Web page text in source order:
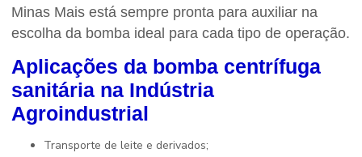
Minas Mais está sempre pronta para auxiliar na
escolha da bomba ideal para cada tipo de operação.
Aplicações da bomba centrífuga
sanitária na Indústria
Agroindustrial
Transporte de leite e derivados;